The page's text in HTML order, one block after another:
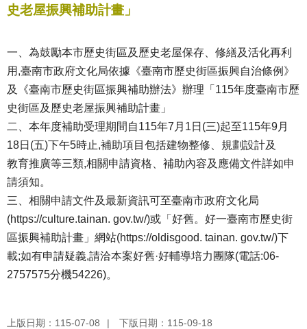
史老屋振興補助計畫」
一、為鼓勵本市歷史街區及歷史老屋保存、修繕及活化再利
用,臺南市政府文化局依據《臺南市歷史街區振興自治條例》
及《臺南市歷史街區振興補助辦法》辦理「115年度臺南市歷
史街區及歷史老屋振興補助計畫」
二、本年度補助受理期間自115年7月1日(三)起至115年9月
18日(五)下午5時止,補助項目包括建物整修、規劃設計及
教育推廣等三類,相關申請資格、補助內容及應備文件詳如申
請須知。
三、相關申請文件及最新資訊可至臺南市政府文化局
(https://culture.tainan. gov.tw/)或「好舊。好一臺南市歷史街
區振興補助計畫」網站(https://oldisgood. tainan. gov.tw/)下
載;如有申請疑義,請洽本案好舊·好輔導培力團隊(電話:06-
2757575分機54226)。
上版日期：115-07-08
下版日期：115-09-18